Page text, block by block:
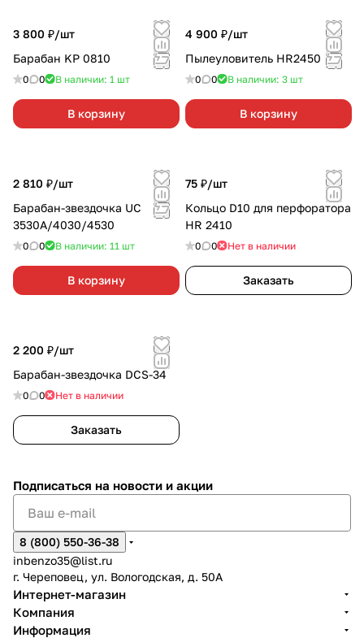
3 800 ₽/шт
Барабан KP 0810
0 0 В наличии: 1 шт
В корзину
4 900 ₽/шт
Пылеуловитель HR2450
0 0 В наличии: 3 шт
В корзину
2 810 ₽/шт
Барабан-звездочка UC
3530А/4030/4530
0 0 В наличии: 11 шт
В корзину
75 ₽/шт
Кольцо D10 для перфоратора
HR 2410
0 0 Нет в наличии
Заказать
2 200 ₽/шт
Барабан-звездочка DCS-34
0 0 Нет в наличии
Заказать
Подписаться на новости и акции
8 (800) 550-36-38
inbenzo35@list.ru
г. Череповец, ул. Вологодская, д. 50А
Интернет-магазин
Компания
Информация